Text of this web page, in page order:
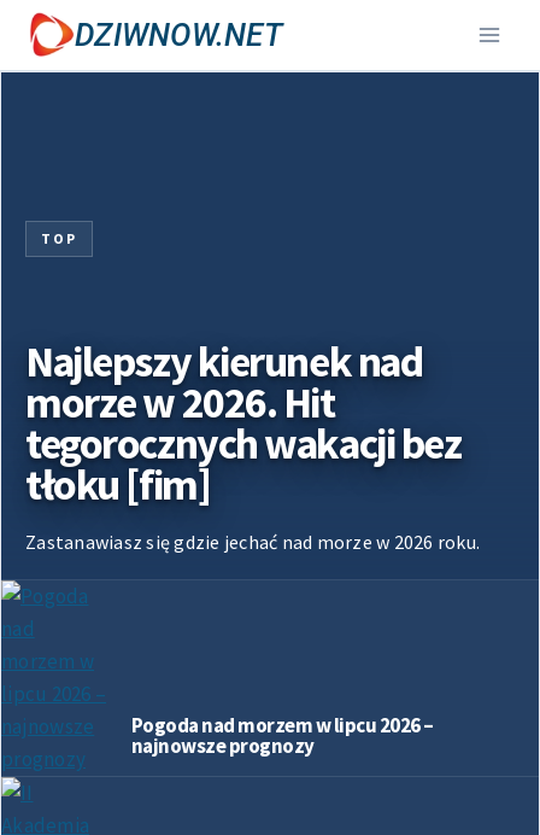
Przejdź
treści
DZIWNOW.NET
TOP
Najlepszy kierunek nad
morze w 2026. Hit
tegorocznych wakacji bez
tłoku [fim]
Zastanawiasz się gdzie jechać nad morze w 2026 roku.
Pogoda nad morzem w lipcu 2026 –
najnowsze prognozy